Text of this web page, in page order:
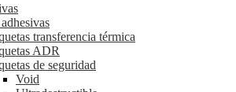
transferencia térmica
ADR
de seguridad
Void